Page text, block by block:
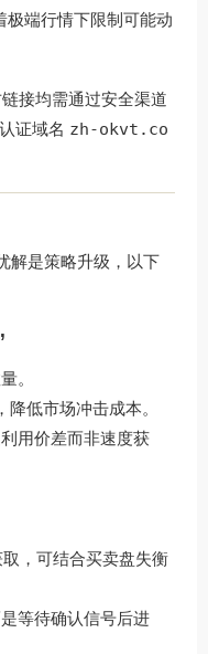
极端行情下限制可能动
接均需通过安全渠道
证域名 zh-okvt.co
解是策略升级，以下
。
降低市场冲击成本。
用价差而非速度获
，可结合买卖盘失衡
等待确认信号后进